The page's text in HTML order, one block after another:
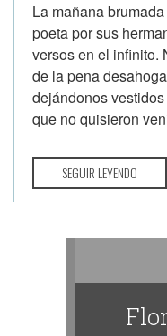
La mañana
poeta por sus
versos en el infinito.
de la pena
dejándonos
que no quisieron
SEGUIR LEYENDO